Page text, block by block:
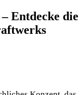
Entdecke die